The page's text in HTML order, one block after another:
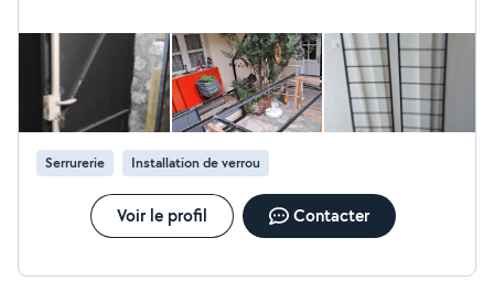
Serrurerie Installation de verrou
Voir le profil Contacter